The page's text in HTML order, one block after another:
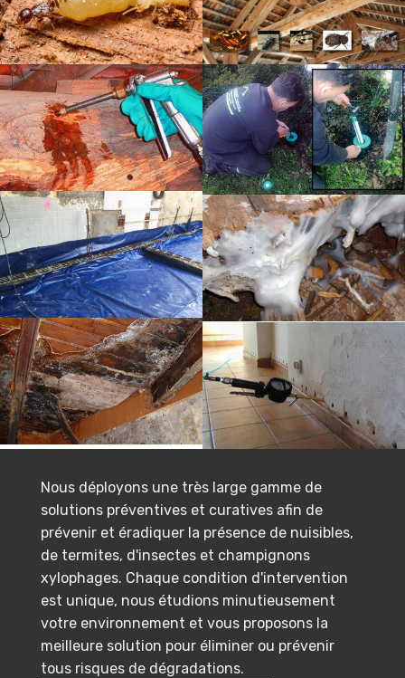
Nous déployons une très large gamme de
solutions préventives et curatives afin de
prévenir et éradiquer la présence de nuisibles,
de termites, d'insectes et champignons
xylophages. Chaque condition d'intervention
est unique, nous étudions minutieusement
votre environnement et vous proposons la
meilleure solution pour éliminer ou prévenir
tous risques de dégradations.